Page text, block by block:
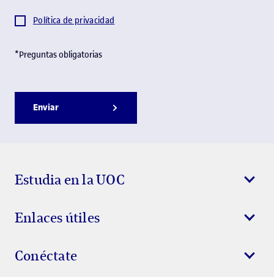
Política de privacidad
*Preguntas obligatorias
Enviar
Estudia en la UOC
Enlaces útiles
Conéctate